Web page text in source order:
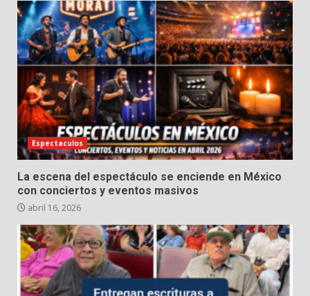
Espectaculos
La escena del espectáculo se enciende en México
con conciertos y eventos masivos
abril 16, 2026